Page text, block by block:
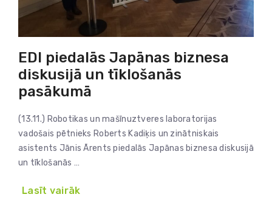
EDI piedalās Japānas biznesa
diskusijā un tīklošanās
pasākumā
(13.11.) Robotikas un mašīnuztveres laboratorijas
vadošais pētnieks Roberts Kadiķis un zinātniskais
asistents Jānis Ārents piedalās Japānas biznesa diskusijā
un tīklošanās …
Lasīt vairāk